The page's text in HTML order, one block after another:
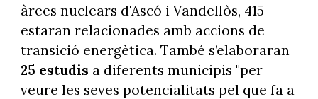
àrees nuclears d'Ascó i Vandellòs, 415
estaran relacionades amb accions de
transició energètica. També s’elaboraran
25 estudis a diferents municipis "per
veure les seves potencialitats pel que fa a